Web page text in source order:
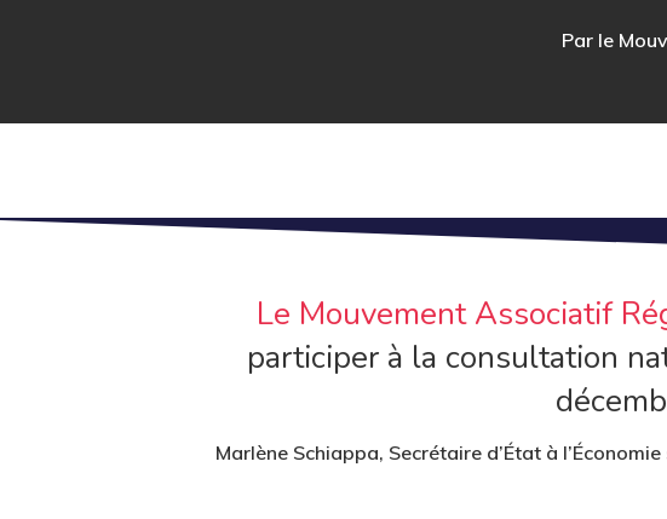
Par le
Le Mouvement Associatif
participer à la consultation
Marlène Schiappa, Secrétaire d’État à